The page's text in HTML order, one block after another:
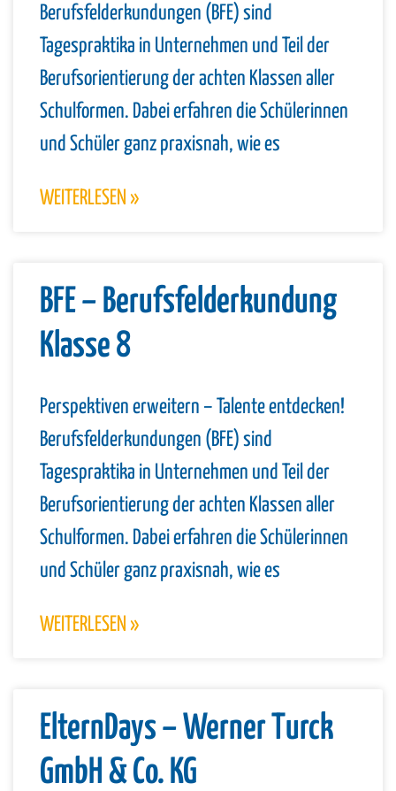
Berufsfelderkundungen (BFE) sind
Tagespraktika in Unternehmen und Teil der
Berufsorientierung der achten Klassen aller
Schulformen. Dabei erfahren die Schülerinnen
und Schüler ganz praxisnah, wie es
WEITERLESEN »
BFE – Berufsfelderkundung
Klasse 8
Perspektiven erweitern – Talente entdecken!
Berufsfelderkundungen (BFE) sind
Tagespraktika in Unternehmen und Teil der
Berufsorientierung der achten Klassen aller
Schulformen. Dabei erfahren die Schülerinnen
und Schüler ganz praxisnah, wie es
WEITERLESEN »
ElternDays – Werner Turck
GmbH & Co. KG